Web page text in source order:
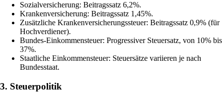
Sozialversicherung: Beitragssatz 6,2%.
Krankenversicherung: Beitragssatz 1,45%.
Zusätzliche Krankenversicherungssteuer: Beitragssatz 0,9% (für
Hochverdiener).
Bundes-Einkommensteuer: Progressiver Steuersatz, von 10% bis
37%.
Staatliche Einkommensteuer: Steuersätze variieren je nach
Bundesstaat.
3. Steuerpolitik